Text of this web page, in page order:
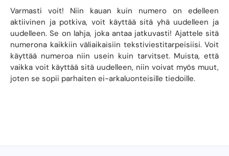
Varmasti voit! Niin kauan kuin numero on edelleen
aktiivinen ja potkiva, voit käyttää sitä yhä uudelleen ja
uudelleen. Se on lahja, joka antaa jatkuvasti! Ajattele sitä
numerona kaikkiin väliaikaisiin tekstiviestitarpeisiisi. Voit
käyttää numeroa niin usein kuin tarvitset. Muista, että
vaikka voit käyttää sitä uudelleen, niin voivat myös muut,
joten se sopii parhaiten ei-arkaluonteisille tiedoille.